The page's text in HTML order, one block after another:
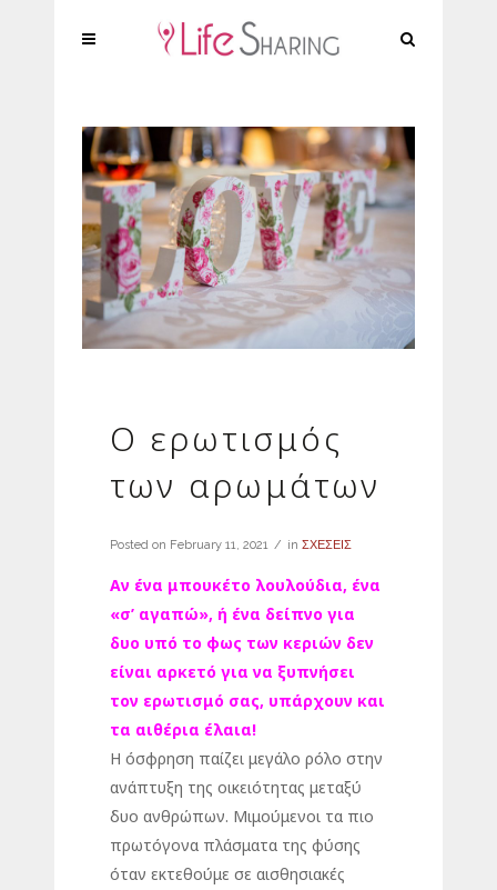
Ο ερωτισμός
των αρωμάτων
Posted on February 11, 2021 in ΣΧΕΣΕΙΣ
Αν ένα μπουκέτο λουλούδια, ένα
«σ’ αγαπώ», ή ένα δείπνο για
δυο υπό το φως των κεριών δεν
είναι αρκετό για να ξυπνήσει
τον ερωτισμό σας, υπάρχουν και
τα αιθέρια έλαια!
Η όσφρηση παίζει μεγάλο ρόλο στην
ανάπτυξη της οικειότητας μεταξύ
δυο ανθρώπων. Μιμούμενοι τα πιο
πρωτόγονα πλάσματα της φύσης
όταν εκτεθούμε σε αισθησιακές